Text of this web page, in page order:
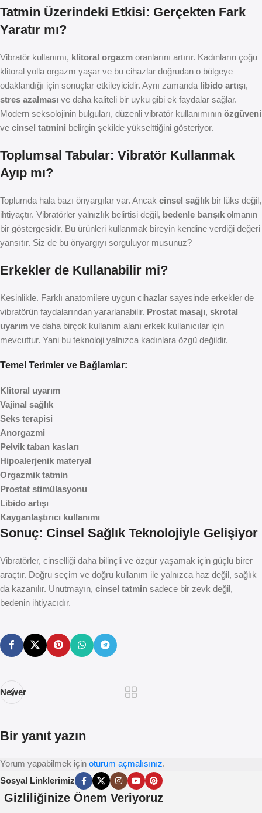
Tatmin Üzerindeki Etkisi: Gerçekten Fark
Yaratır mı?
Vibratör kullanımı, klitoral orgazm oranlarını artırır. Kadınların çoğu
klitoral yolla orgazm yaşar ve bu cihazlar doğrudan o bölgeye
odaklandığı için sonuçlar etkileyicidir. Aynı zamanda libido artışı,
stres azalması ve daha kaliteli bir uyku gibi ek faydalar sağlar.
Modern seksolojinin bulguları, düzenli vibratör kullanımının özgüveni
ve cinsel tatmini belirgin şekilde yükselttiğini gösteriyor.
Toplumsal Tabular: Vibratör Kullanmak
Ayıp mı?
Toplumda hala bazı önyargılar var. Ancak cinsel sağlık bir lüks değil,
ihtiyaçtır. Vibratörler yalnızlık belirtisi değil, bedenle barışık olmanın
bir göstergesidir. Bu ürünleri kullanmak bireyin kendine verdiği değeri
yansıtır. Siz de bu önyargıyı sorguluyor musunuz?
Erkekler de Kullanabilir mi?
Kesinlikle. Farklı anatomilere uygun cihazlar sayesinde erkekler de
vibratörün faydalarından yararlanabilir. Prostat masajı, skrotal
uyarım ve daha birçok kullanım alanı erkek kullanıcılar için
mevcuttur. Yani bu teknoloji yalnızca kadınlara özgü değildir.
Temel Terimler ve Bağlamlar:
Klitoral uyarım
Vajinal sağlık
Seks terapisi
Anorgazmi
Pelvik taban kasları
Hipoalerjenik materyal
Orgazmik tatmin
Prostat stimülasyonu
Libido artışı
Kayganlaştırıcı kullanımı
Sonuç: Cinsel Sağlık Teknolojiyle Gelişiyor
Vibratörler, cinselliği daha bilinçli ve özgür yaşamak için güçlü birer
araçtır. Doğru seçim ve doğru kullanım ile yalnızca haz değil, sağlık
da kazanılır. Unutmayın, cinsel tatmin sadece bir zevk değil,
bedenin ihtiyacıdır.
Newer
Bir yanıt yazın
Yorum yapabilmek için oturum açmalısınız.
Sosyal Linklerimiz
Gizliliğinize Önem Veriyoruz